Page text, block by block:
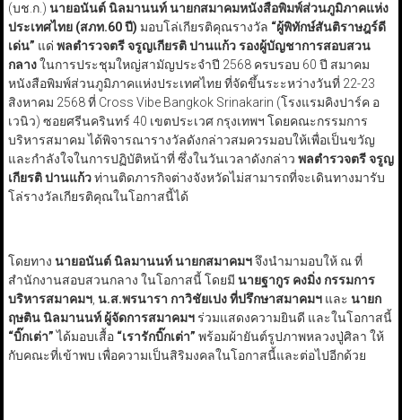
(บช.ก.) นายอนันต์ นิลมานนท์ นายกสมาคมหนังสือพิมพ์ส่วนภูมิภาคแห่ง
ประเทศไทย (สภท.60 ปี) มอบโล่เกียรติคุณรางวัล “ผู้พิทักษ์สันติราษฎร์ดี
เด่น” แด่ พลตำรวจตรี จรูญเกียรติ ปานแก้ว รองผู้บัญชาการสอบสวน
กลางในการประชุมใหญ่สามัญประจำปี 2568 ครบรอบ 60 ปี สมาคม
หนังสือพิมพ์ส่วนภูมิภาคแห่งประเทศไทย ที่จัดขึ้นระะหว่างวันที่ 22-23
สิงหาคม 2568 ที่ Cross Vibe Bangkok Srinakarin (โรงแรมคิงปาร์ค อ
เวนิว) ซอยศรีนครินทร์ 40 เขตประเวศ กรุงเทพฯ โดยคณะกรรมการ
บริหารสมาคม ได้พิจารณารางวัลดังกล่าวสมควรมอบให้เพื่อเป็นขวัญ
และกำลังใจในการปฏิบัติหน้าที่ ซึ่งในวันเวลาดังกล่าว พลตำรวจตรี จรูญ
เกียรติ ปานแก้วท่านติดภารกิจต่างจังหวัดไม่สามารถที่จะเดินทางมารับ
โล่รางวัลเกียรติคุณในโอกาสนี้ได้
โดยทาง นายอนันต์นิลมานนท์ นายกสมาคมฯจึงนำมามอบให้ ณ ที่
สำนักงานสอบสวนกลาง ในโอกาสนี้ โดยมี นายฐากูร คงมิ่ง กรรมการ
บริหารสมาคมฯ, น.ส.พรนารา กาวิชัยเปง ที่ปรึกษาสมาคมฯและ นายก
ฤษติน นิลมานนท์ ผู้จัดการสมาคมฯร่วมแสดงความยินดี และในโอกาสนี้
“บิ๊กเต่า”ได้มอบเสื้อ “เรารักบิ๊กเต่า” พร้อมผ้ายันต์รูปภาพหลวงปู่ศิลา ให้
กับคณะที่เข้าพบ เพื่อความเป็นสิริมงคลในโอกาสนี้และต่อไปอีกด้วย